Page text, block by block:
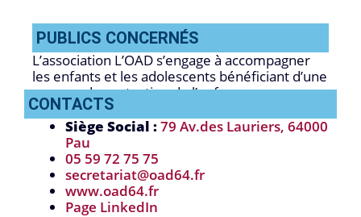
PUBLICS CONCERNÉS
L’association L’OAD s’engage à accompagner
les enfants et les adolescents bénéficiant d’une
mesure de protection de l’enfance.
CONTACTS
Siège Social :79 Av.des Lauriers, 64000
Pau
05 59 72 75 75
secretariat@oad64.fr
www.oad64.fr
Page LinkedIn